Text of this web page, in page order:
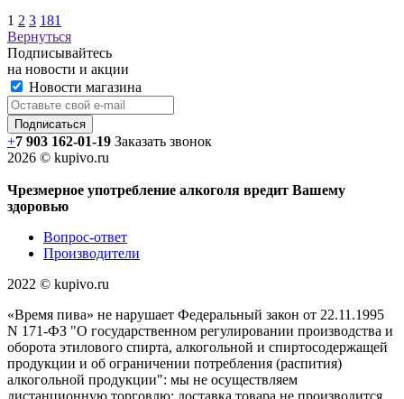
1 2 3 181
Вернуться
Подписывайтесь
на новости и акции
Новости магазина
+7 903 162-01-19 Заказать звонок
2026 © kupivo.ru
Чрезмерное употребление алкоголя вредит Вашему
здоровью
Вопрос-ответ
Производители
2022 ©️ kupivo.ru
«Время пива» не нарушает Федеральный закон от 22.11.1995
N 171-ФЗ "О государственном регулировании производства и
оборота этилового спирта, алкогольной и спиртосодержащей
продукции и об ограничении потребления (распития)
алкогольной продукции": мы не осуществляем